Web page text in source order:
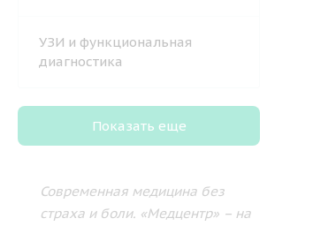
УЗИ и функциональная
диагностика
Показать еще
Современная медицина без
страха и боли. «Медцентр» – на